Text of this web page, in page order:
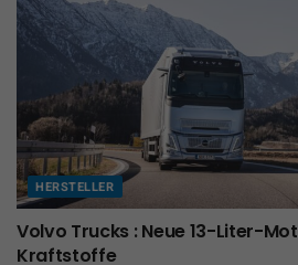
HERSTELLER
Volvo Trucks : Neue 13-Liter-
Kraftstoffe